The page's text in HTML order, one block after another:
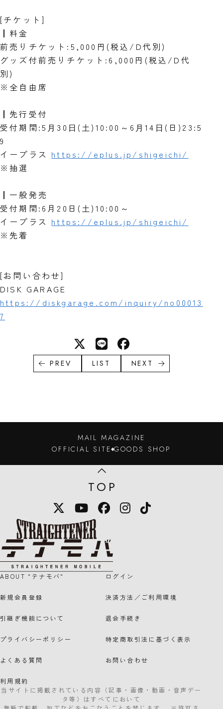
[チケット]
┃料金
前売りチケット:5,000円(税込/D代別)
グッズ付前売りチケット:6,000円(税込/D代
別)
※全自由席
┃先行受付
受付期間:5⽉30⽇(土)10:00～6⽉14⽇(日)23:5
9
イープラス https://eplus.jp/shigeichi/
※抽選
┃一般発売
受付期間:6月20日(土)10:00～
イープラス https://eplus.jp/shigeichi/
※先着
[お問い合わせ]
DISK GARAGE
https://diskgarage.com/inquiry/no00013
7
PREV LIST NEXT
MAIL MAGAZINE
OFFICIAL SITE GOODS SHOP
TOP
X
YouTube
Facebook
Instagram
TikTok
STRAIGHTENER テナモバのロゴマー
ABOUT "テナモバ" ログイン
新規会員登録 決済方法／ご利用環境
引継ぎ機能について 退会手続き
プライバシーポリシー 特定商取引法に基づく表示
よくある質問 お問い合わせ
利用規約
当サイトに掲載されている内容（記事・画像・動画・音声デー
タ等）はすべてにおいて